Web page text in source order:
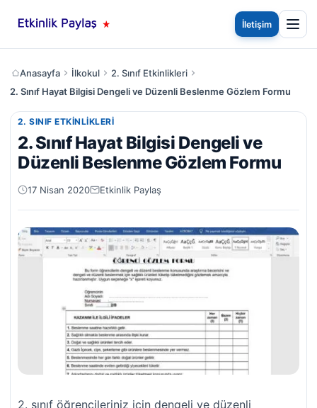
İletişim
Anasayfa İlkokul
2. Sınıf Etkinlikleri
2. Sınıf Hayat Bilgisi Dengeli ve Düzenli Beslenme Gözlem Formu
2. SINIF ETKINLIKLERI
2. Sınıf Hayat Bilgisi Dengeli ve
Düzenli Beslenme Gözlem Formu
17 Nisan 2020 Etkinlik Paylaş
2. sınıf öğrencileriniz için dengeli ve düzenli